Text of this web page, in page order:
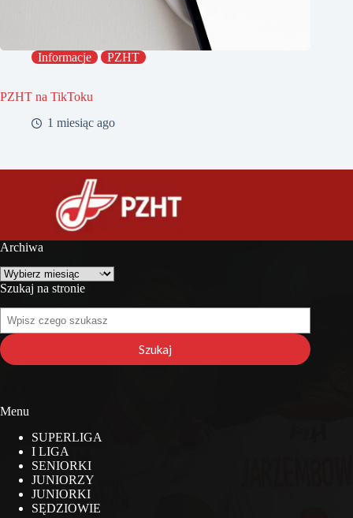
Informacje PZHT
PZHT na TikToku
1 miesiąc ago
Archiwa
Archiwa
Szukaj na stronie
na
stronie
Szukaj
Menu
SUPERLIGA
I LIGA
SENIORKI
JUNIORZY
JUNIORKI
SĘDZIOWIE